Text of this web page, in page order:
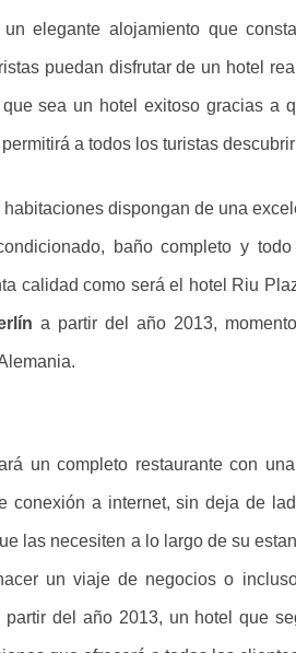
elegante alojamiento que
puedan disfrutar de un hotel
sea un hotel exitoso gracias a
a todos los turistas
dispongan de una
baño completo y
calidad como será el hotel Riu
a partir del año 2013,
un completo restaurante con
conexión a internet, sin deja de
las necesiten a lo largo de su
un viaje de negocios o
del año 2013, un hotel que